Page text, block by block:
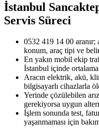
İstanbul
Servis Süreci
0532 419 14 00
konum, araç tipi ve
En yakın mobil ekip
İstanbul içinde
Aracın elektrik, akü,
bilgisayarlı cihazlarla
Yerinde çözülebilen
gerekiyorsa uygun
İşlem sonunda test,
yaşanmaması için